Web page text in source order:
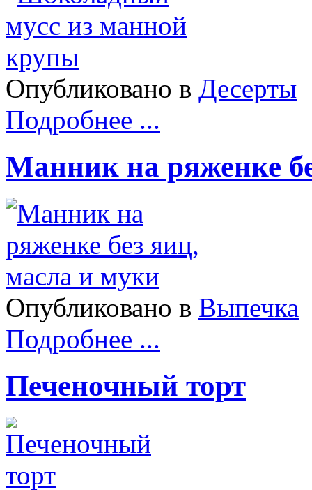
Опубликовано в Десерты
Подробнее ...
Манник на ряженке
Опубликовано в Выпечка
Подробнее ...
Печеночный торт